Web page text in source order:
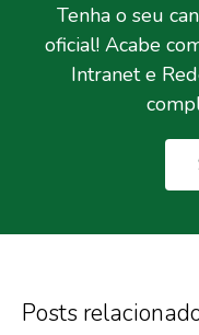
Tenha o seu
oficial! Acabe
Intranet e
Posts